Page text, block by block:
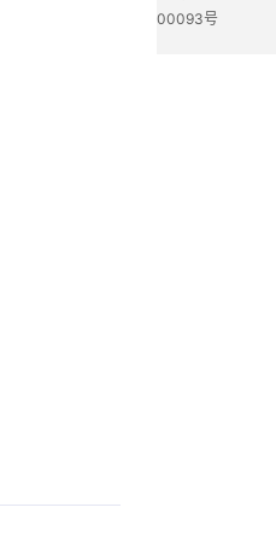
贵公网安备 52990002000093号